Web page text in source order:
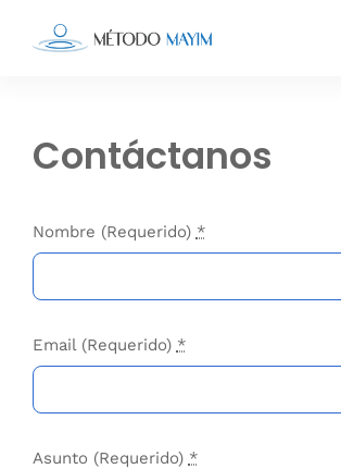
contenido
El Libro
Blog
Contáctanos
Nombre (Requerido) *
Email (Requerido) *
Asunto (Requerido) *